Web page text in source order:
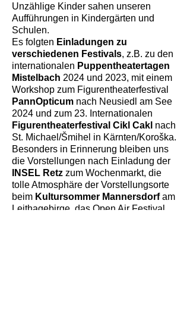
Unzählige Kinder sahen unseren
Aufführungen in Kindergärten und
Schulen.
Es folgten Einladungen zu
verschiedenen Festivals, z.B. zu den
internationalen Puppentheatertagen
Mistelbach 2024 und 2023, mit einem
Workshop zum Figurentheaterfestival
PannOpticum nach Neusiedl am See
2024 und zum 23. Internationalen
Figurentheaterfestival Cikl Cakl nach
St. Michael/Šmihel in Kärnten/Koroška.
Besonders in Erinnerung bleiben uns
die Vorstellungen nach Einladung der
INSEL Retz zum Wochenmarkt, die
tolle Atmosphäre der Vorstellungsorte
beim Kultursommer Mannersdorfam
Leithagebirge, das Open Air Festival